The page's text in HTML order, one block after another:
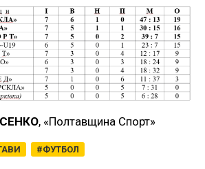
, «Полтавщина Спорт»
ФУТБОЛ